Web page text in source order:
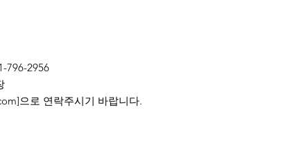
796-2956
으로 연락주시기 바랍니다.